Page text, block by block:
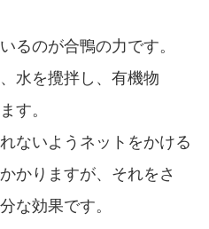
るのが合鴨の力です。
水を攪拌し、有機物
す。
ないようネットをかける
かりますが、それをさ
な効果です。